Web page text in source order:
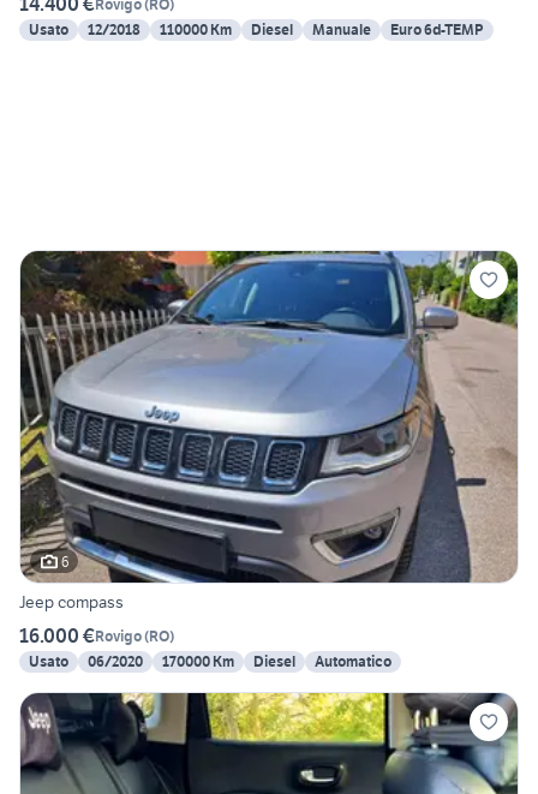
Rovigo(RO)
Usato
12/2018 110000 Km Diesel Manuale Euro 6d-TEMP
6
Jeep compass
16.000 €Rovigo(RO)
Usato
06/2020 170000 Km Diesel Automatico